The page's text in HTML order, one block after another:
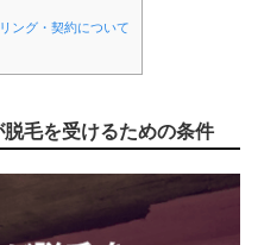
ング・契約について
毛を受けるための条件